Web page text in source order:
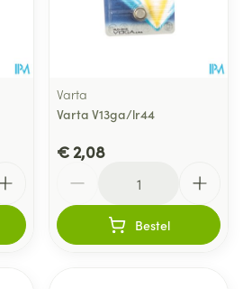
Varta
Varta V13ga/lr44
€ 2,08
Bestel